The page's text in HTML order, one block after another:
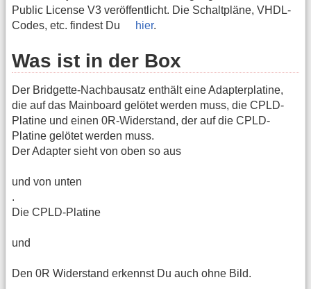
Public License V3 veröffentlicht. Die Schaltpläne, VHDL-
Codes, etc. findest Du
hier.
Was ist in der Box
Der Bridgette-Nachbausatz enthält eine Adapterplatine,
die auf das Mainboard gelötet werden muss, die CPLD-
Platine und einen 0R-Widerstand, der auf die CPLD-
Platine gelötet werden muss.
Der Adapter sieht von oben so aus
und von unten
.
Die CPLD-Platine
und
Den 0R Widerstand erkennst Du auch ohne Bild.